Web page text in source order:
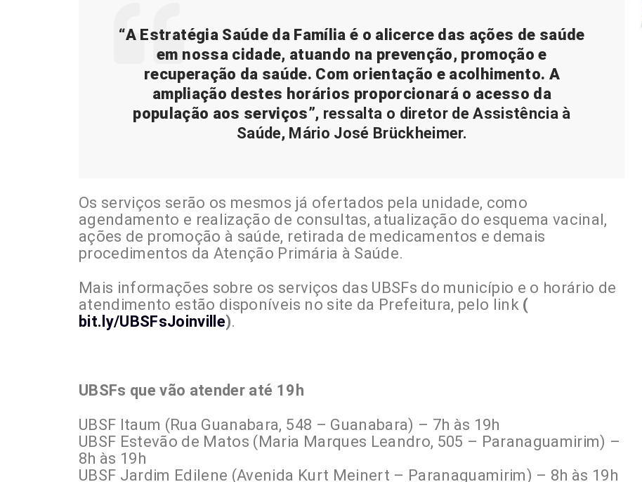
“A Estratégia Saúde da Família é o alicerce das ações de saúde
em nossa cidade, atuando na prevenção, promoção e
recuperação da saúde. Com orientação e acolhimento. A
ampliação destes horários proporcionará o acesso da
população aos serviços”, ressalta o diretor de Assistência à
Saúde, Mário José Brückheimer.
Os serviços serão os mesmos já ofertados pela unidade, como
agendamento e realização de consultas, atualização do esquema vacinal,
ações de promoção à saúde, retirada de medicamentos e demais
procedimentos da Atenção Primária à Saúde.
Mais informações sobre os serviços das UBSFs do município e o horário de
atendimento estão disponíveis no site da Prefeitura, pelo link (
bit.ly/UBSFsJoinville).
UBSFs que vão atender até 19h
UBSF Itaum (Rua Guanabara, 548 – Guanabara) – 7h às 19h
UBSF Estevão de Matos (Maria Marques Leandro, 505 – Paranaguamirim) –
8h às 19h
UBSF Jardim Edilene (Avenida Kurt Meinert – Paranaguamirim) – 8h às 19h